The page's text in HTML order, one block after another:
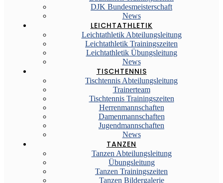
DJK Bundesmeisterschaft
News
LEICHTATHLETIK
Leichtathletik Abteilungsleitung
Leichtathletik Trainingszeiten
Leichtathletik Übungsleitung
News
TISCHTENNIS
Tischtennis Abteilungsleitung
Trainerteam
Tischtennis Trainingszeiten
Herrenmannschaften
Damenmannschaften
Jugendmannschaften
News
TANZEN
Tanzen Abteilungsleitung
Übungsleitung
Tanzen Trainingszeiten
Tanzen Bildergalerie